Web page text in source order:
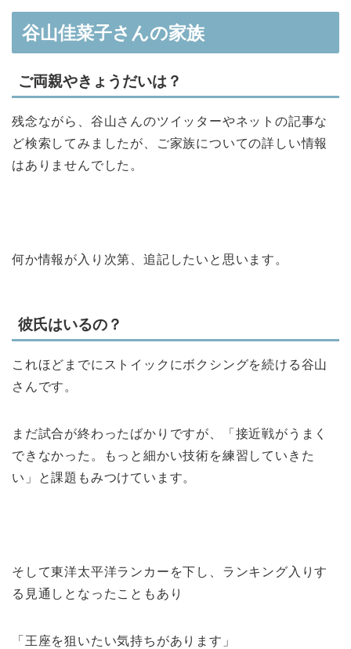
谷山佳菜子さんの家族
ご両親やきょうだいは？
残念ながら、谷山さんのツイッターやネットの記事な
ど検索してみましたが、ご家族についての詳しい情報
はありませんでした。
何か情報が入り次第、追記したいと思います。
彼氏はいるの？
これほどまでにストイックにボクシングを続ける谷山
さんです。
まだ試合が終わったばかりですが、「接近戦がうまく
できなかった。もっと細かい技術を練習していきた
い」と課題もみつけています。
そして東洋太平洋ランカーを下し、ランキング入りす
る見通しとなったこともあり
「王座を狙いたい気持ちがあります」